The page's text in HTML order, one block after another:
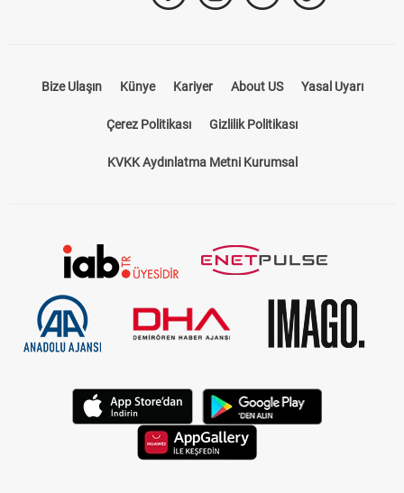
Bize Ulaşın Künye Kariyer About US Yasal Uyarı
Çerez Politikası Gizlilik Politikası
KVKK Aydınlatma Metni Kurumsal